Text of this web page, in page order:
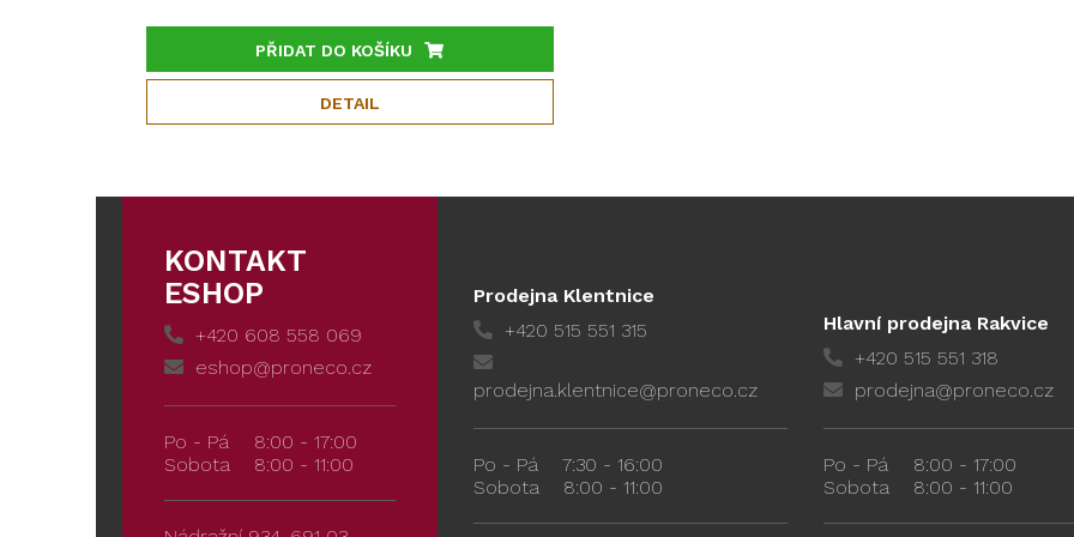
PŘIDAT DO KOŠÍKU
DETAIL
KONTAKT
ESHOP
+420 608 558 069
eshop@proneco.cz
Po - Pá
8:00 - 17:00
Sobota
8:00 - 11:00
Prodejna Klentnice
+420 515 551 315
prodejna.klentnice@proneco.cz
Po - Pá
7:30 - 16:00
Sobota
8:00 - 11:00
Hlavní prodejna Rakvice
+420 515 551 318
prodejna@proneco.cz
Po - Pá
8:00 - 17:00
Sobota
8:00 - 11:00